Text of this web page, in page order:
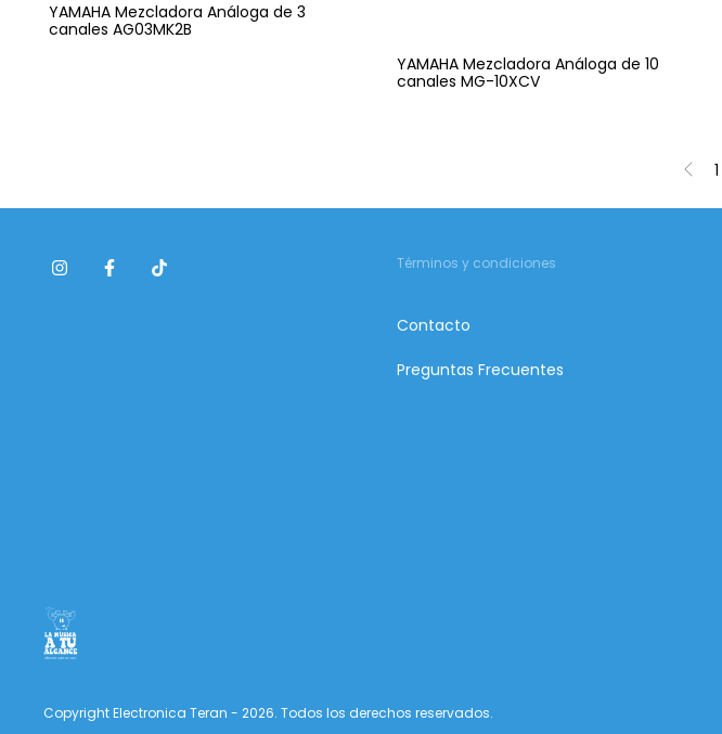
YAMAHA Mezcladora Análoga de 3
canales AG03MK2B
YAMAHA Mezcladora Análoga de 10
canales MG-10XCV
1
Términos y condiciones
Contacto
Preguntas Frecuentes
Copyright Electronica Teran - 2026. Todos los derechos reservados.